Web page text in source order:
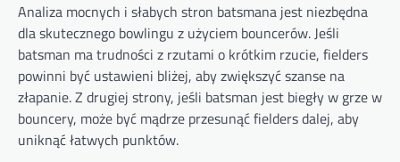
Analiza mocnych i słabych stron batsmana jest niezbędna
dla skutecznego bowlingu z użyciem bouncerów. Jeśli
batsman ma trudności z rzutami o krótkim rzucie, fielders
powinni być ustawieni bliżej, aby zwiększyć szanse na
złapanie. Z drugiej strony, jeśli batsman jest biegły w grze w
bouncery, może być mądrze przesunąć fielders dalej, aby
uniknąć łatwych punktów.